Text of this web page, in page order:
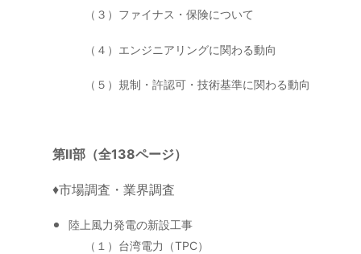
（３）ファイナス・保険について
（４）エンジニアリングに関わる動向
（５）規制・許認可・技術基準に関わる動向
第Ⅱ部（全138ページ）
♦︎市場調査・業界調査
陸上風力発電の新設工事
（１）台湾電力（TPC）